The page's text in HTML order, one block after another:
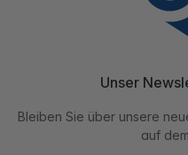
Unser
Bleiben Sie über unsere
auf